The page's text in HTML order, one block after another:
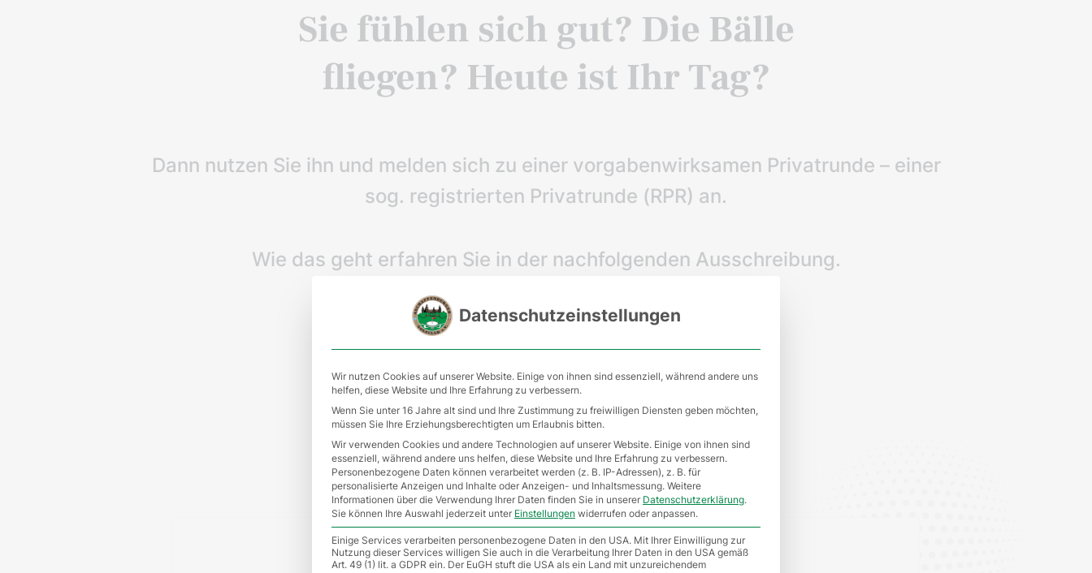
Sie fühlen sich gut? Die Bälle
fliegen? Heute ist Ihr Tag?
Dann nutzen Sie ihn und melden sich zu einer vorgabenwirksamen Privatrunde – einer
sog. registrierten Privatrunde (RPR) an.
Wie das geht erfahren Sie in der nachfolgenden Ausschreibung.
TURNIERAUSSCHREIBUNG RPR
Matchplay
Datenschutzeinstellungen
Wir nutzen Cookies auf unserer Website. Einige von ihnen sind essenziell, während andere uns
helfen, diese Website und Ihre Erfahrung zu verbessern.
Wenn Sie unter 16 Jahre alt sind und Ihre Zustimmung zu freiwilligen Diensten geben möchten,
müssen Sie Ihre Erziehungsberechtigten um Erlaubnis bitten.
Wir verwenden Cookies und andere Technologien auf unserer Website. Einige von ihnen sind
essenziell, während andere uns helfen, diese Website und Ihre Erfahrung zu verbessern.
Personenbezogene Daten können verarbeitet werden (z. B. IP-Adressen), z. B. für
personalisierte Anzeigen und Inhalte oder Anzeigen- und Inhaltsmessung. Weitere
Informationen über die Verwendung Ihrer Daten finden Sie in unserer Datenschutzerklärung.
Sie können Ihre Auswahl jederzeit unter Einstellungen widerrufen oder anpassen.
Einige Services verarbeiten personenbezogene Daten in den USA. Mit Ihrer Einwilligung zur
Nutzung dieser Services willigen Sie auch in die Verarbeitung Ihrer Daten in den USA gemäß
Art. 49 (1) lit. a GDPR ein. Der EuGH stuft die USA als ein Land mit unzureichendem